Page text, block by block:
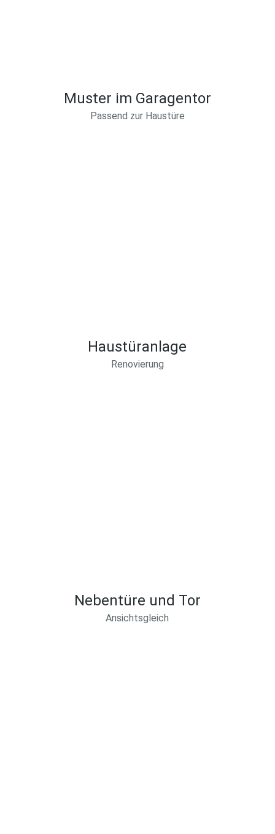
Muster im Garagentor
Passend zur Haustüre
Haustüranlage
Renovierung
Nebentüre und Tor
Ansichtsgleich